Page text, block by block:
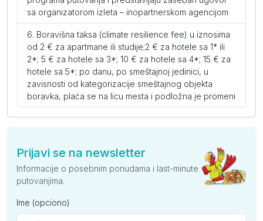
sa organizatorom izleta – inopartnerskom agencijom
Boravišna taksa (climate resilience fee) u iznosima
od 2 € za apartmane ili studije;2 € za hotele sa 1* ili
2*; 5 € za hotele sa 3*; 10 € za hotele sa 4*; 15 € za
hotele sa 5*; po danu, po smeštajnoj jedinici, u
zavisnosti od kategorizacije smeštajnog objekta
boravka, plaća se na licu mesta i podložna je promeni
Prijavi se na newsletter
Informacije o posebnim ponudama i last-minute
putovanjima.
Ime (opciono)